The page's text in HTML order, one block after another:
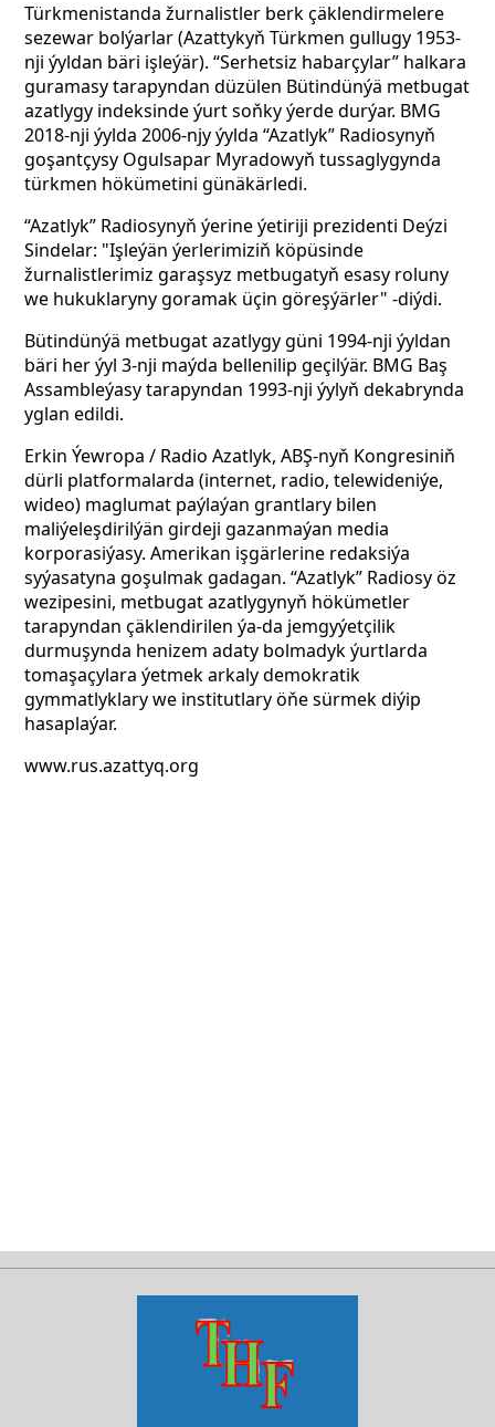
Türkmenistanda žurnalistler berk çäklendirmelere
sezewar bolýarlar (Azattykyň Türkmen gullugy 1953-
nji ýyldan bäri işleýär). “Serhetsiz habarçylar” halkara
guramasy tarapyndan düzülen Bütindünýä metbugat
azatlygy indeksinde ýurt soňky ýerde durýar. BMG
2018-nji ýylda 2006-njy ýylda “Azatlyk” Radiosynyň
goşantçysy Ogulsapar Myradowyň tussaglygynda
türkmen hökümetini günäkärledi.
“Azatlyk” Radiosynyň ýerine ýetiriji prezidenti Deýzi
Sindelar: "Işleýän ýerlerimiziň köpüsinde
žurnalistlerimiz garaşsyz metbugatyň esasy roluny
we hukuklaryny goramak üçin göreşýärler" -diýdi.
Bütindünýä metbugat azatlygy güni 1994-nji ýyldan
bäri her ýyl 3-nji maýda bellenilip geçilýär. BMG Baş
Assambleýasy tarapyndan 1993-nji ýylyň dekabrynda
yglan edildi.
Erkin Ýewropa / Radio Azatlyk, ABŞ-nyň Kongresiniň
dürli platformalarda (internet, radio, telewideniýe,
wideo) maglumat paýlaýan grantlary bilen
maliýeleşdirilýän girdeji gazanmaýan media
korporasiýasy. Amerikan işgärlerine redaksiýa
syýasatyna goşulmak gadagan. “Azatlyk” Radiosy öz
wezipesini, metbugat azatlygynyň hökümetler
tarapyndan çäklendirilen ýa-da jemgyýetçilik
durmuşynda henizem adaty bolmadyk ýurtlarda
tomaşaçylara ýetmek arkaly demokratik
gymmatlyklary we institutlary öňe sürmek diýip
hasaplaýar.
www.rus.azattyq.org